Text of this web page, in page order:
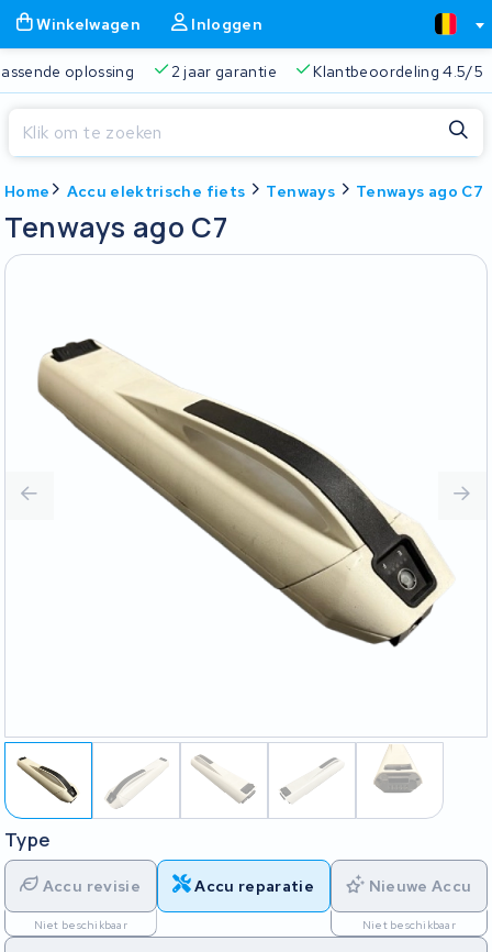
Winkelwagen Inloggen
oplossing 2 jaar garantie Klantbeoordeling 4.5/5
Home Accu elektrische fiets Tenways Tenways ago C7
Tenways ago C7
Type
Accu revisie
Niet beschikbaar
Accu reparatie Nieuwe Accu
Niet beschikbaar
Sluiten
Sluiten
Begin te typen in de zoekbalk om te zoeken